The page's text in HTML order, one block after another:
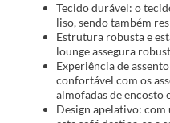
Tecido durável: o
liso, sendo também
Estrutura robusta e
lounge assegura
Experiência de
confortável com os
almofadas de encosto
Design apelativo: com